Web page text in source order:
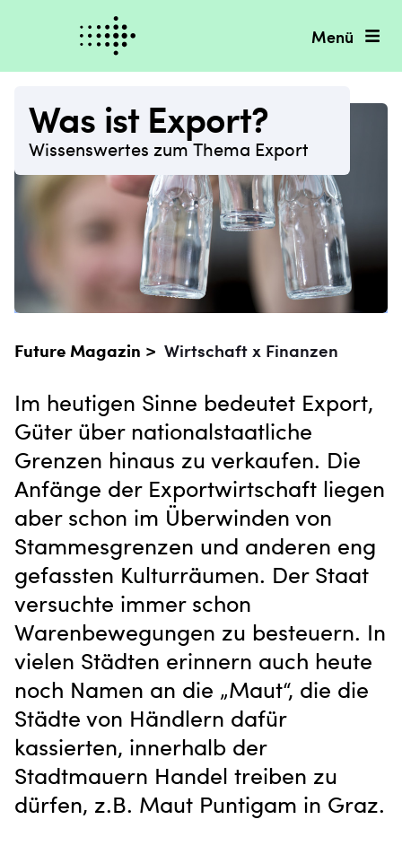
Menü
Was ist Export?
Wissenswertes zum Thema Export
Future Magazin > Wirtschaft x Finanzen
Im heutigen Sinne bedeutet Export,
Güter über nationalstaatliche
Grenzen hinaus zu verkaufen. Die
Anfänge der Exportwirtschaft liegen
aber schon im Überwinden von
Stammesgrenzen und anderen eng
gefassten Kulturräumen. Der Staat
versuchte immer schon
Warenbewegungen zu besteuern. In
vielen Städten erinnern auch heute
noch Namen an die „Maut“, die die
Städte von Händlern dafür
kassierten, innerhalb der
Stadtmauern Handel treiben zu
dürfen, z.B. Maut Puntigam in Graz.